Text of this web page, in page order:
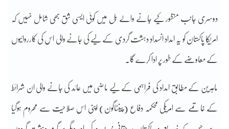
دوسری جانب منظور کیے جانے والے بِل میں کوئی ایسی شق بھی شامل نہیں کہ
امریکا پاکستان کو یہ امداد انسدادِ دہشت گردی کے لیے کی جانے والی اس کی کارروائیوں
کے معاوضے کے طور پر ادا کرے گا۔
ماہرین کے مطابق امداد کی فراہمی کے لیے ماضی میں عائد کی جانے والی ان شرائط
کے خاتمے سے امریکی محکمہ دفاع (پینٹاگون) اپنی اس صلاحیت سے محروم ہوگیا